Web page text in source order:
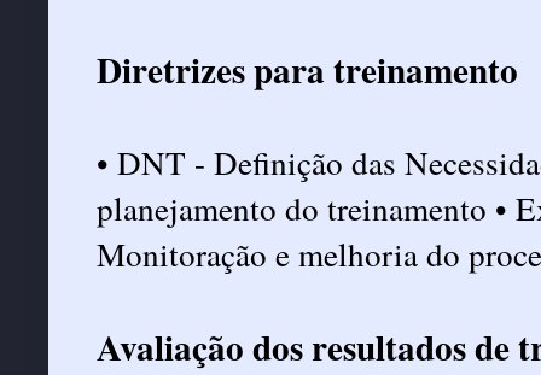
Diretrizes para treinamento
• DNT - Definição das
planejamento do treinamento •
Monitoração e melhoria do
Avaliação dos resultados de